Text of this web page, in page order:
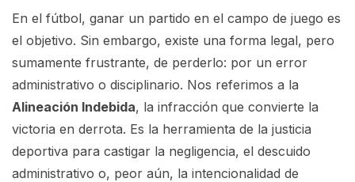
En el fútbol, ganar un partido en el campo de juego es
el objetivo. Sin embargo, existe una forma legal, pero
sumamente frustrante, de perderlo: por un error
administrativo o disciplinario. Nos referimos a la
Alineación Indebida, la infracción que convierte la
victoria en derrota. Es la herramienta de la justicia
deportiva para castigar la negligencia, el descuido
administrativo o, peor aún, la intencionalidad de